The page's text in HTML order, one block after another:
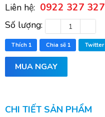
Liên hệ: 0922 327 327
Số lượng:
Thích 1 Chia sẽ 1 Twitter
MUA NGAY
CHI TIẾT SẢN PHẨM